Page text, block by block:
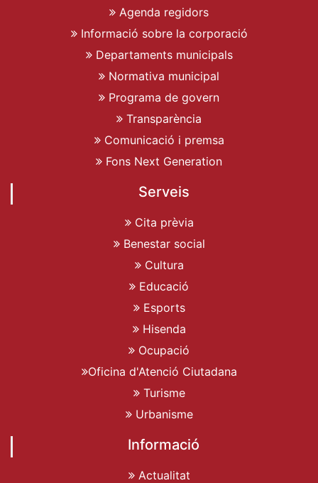
Agenda regidors
Informació sobre la corporació
Departaments municipals
Normativa municipal
Programa de govern
Transparència
Comunicació i premsa
Fons Next Generation
Serveis
Cita prèvia
Benestar social
Cultura
Educació
Esports
Hisenda
Ocupació
Oficina d'Atenció Ciutadana
Turisme
Urbanisme
Informació
Actualitat